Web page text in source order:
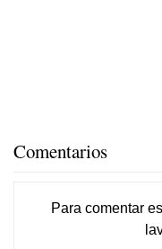
Comentarios
Para comentar